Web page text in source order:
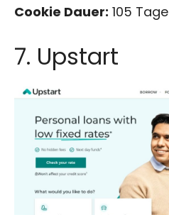
Cookie Dauer: 105 Tage
7. Upstart